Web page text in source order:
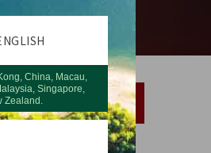
二
季
第三
季
第四
季
China, Macau,
Singapore,
Zealand.